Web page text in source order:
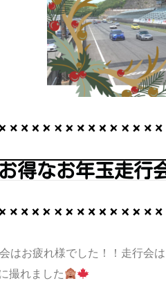
得なお年玉走行
はお疲れ様でした！！走行会
撮れました